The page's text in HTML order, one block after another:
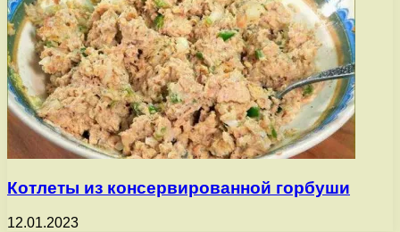
Котлеты из консервированной горбуши
12.01.2023